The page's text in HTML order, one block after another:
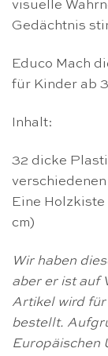
visuelle
Gedächtnis
Educo Mach
für Kinder ab
Inhalt:
32 dicke
Eine
cm)
Wir haben
aber er ist auf
Artikel wird für
bestellt.
Europäischen